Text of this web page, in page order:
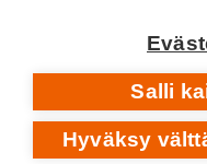
Salli
Hyväksy